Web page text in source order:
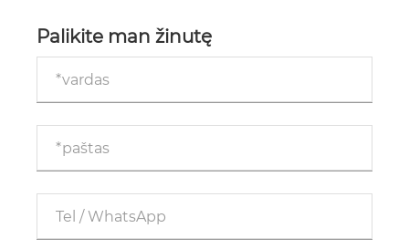
rinkose
Palikite man žinutę